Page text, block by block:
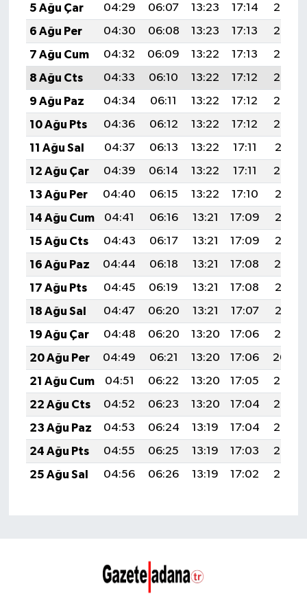
5 Ağu Çar
04:29 06:07 13:23 17:14
20:28
6 Ağu Per
04:30 06:08 13:23 17:13
20:27
7 Ağu Cum
04:32 06:09 13:22 17:13
20:26
8 Ağu Cts
04:33 06:10 13:22 17:12
20:25
9 Ağu Paz
04:34 06:11 13:22 17:12
20:23
10 Ağu Pts
04:36 06:12 13:22 17:12
20:22
11 Ağu Sal
04:37 06:13 13:22 17:11
20:21
12 Ağu Çar
04:39 06:14 13:22 17:11
20:20
13 Ağu Per
04:40 06:15 13:22 17:10
20:18
14 Ağu Cum
04:41 06:16 13:21 17:09
20:17
15 Ağu Cts
04:43 06:17 13:21 17:09
20:16
16 Ağu Paz
04:44 06:18 13:21 17:08
20:14
17 Ağu Pts
04:45 06:19 13:21 17:08
20:13
18 Ağu Sal
04:47 06:20 13:21 17:07
20:12
19 Ağu Çar
04:48 06:20 13:20 17:06
20:10
20 Ağu Per
04:49 06:21 13:20 17:06
20:09
21 Ağu Cum
04:51 06:22 13:20 17:05
20:07
22 Ağu Cts
04:52 06:23 13:20 17:04
20:06
23 Ağu Paz
04:53 06:24 13:19 17:04
20:05
24 Ağu Pts
04:55 06:25 13:19 17:03
20:03
25 Ağu Sal
04:56 06:26 13:19 17:02 20:02